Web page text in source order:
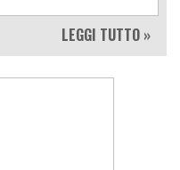
LEGGI TUTTO »